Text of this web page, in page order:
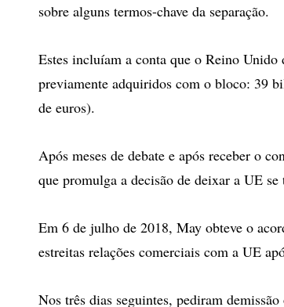
sobre alguns termos-chave da separação.
Estes incluíam a conta que o Reino Unido
previamente adquiridos com o bloco: 39
de euros).
Após meses de debate e após receber o
que promulga a decisão de deixar a UE
Em 6 de julho de 2018, May obteve o
estreitas relações comerciais com a UE
Nos três dias seguintes, pediram